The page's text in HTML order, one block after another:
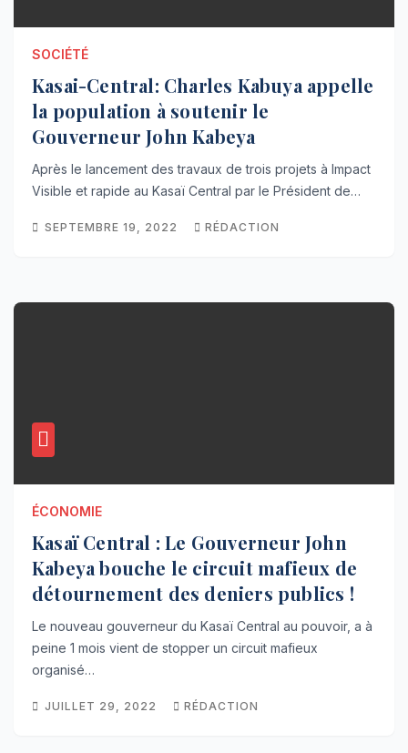
SOCIÉTÉ
Kasai-Central: Charles Kabuya appelle
la population à soutenir le
Gouverneur John Kabeya
Après le lancement des travaux de trois projets à Impact
Visible et rapide au Kasaï Central par le Président de…
SEPTEMBRE 19, 2022 RÉDACTION
ÉCONOMIE
Kasaï Central : Le Gouverneur John
Kabeya bouche le circuit mafieux de
détournement des deniers publics !
Le nouveau gouverneur du Kasaï Central au pouvoir, a à
peine 1 mois vient de stopper un circuit mafieux
organisé…
JUILLET 29, 2022 RÉDACTION